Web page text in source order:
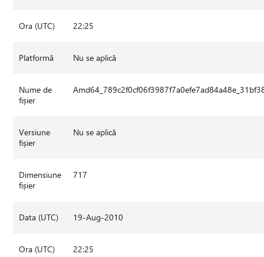
Ora (UTC) 22:25
Platformă Nu se aplică
Nume de
fișier
Versiune
fișier
Nu se aplică
Dimensiune
fișier
717
Data (UTC) 19-Aug-2010
Ora (UTC) 22:25